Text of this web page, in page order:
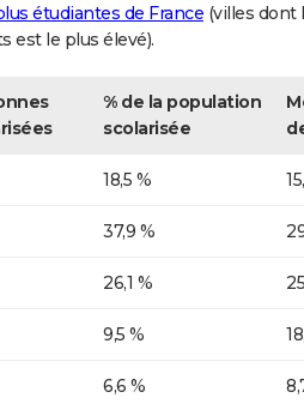
étudiantes de France (villes dont
est le plus élevé).
% de la population
scolarisée
18,5 %
37,9 %
26,1 %
9,5 %
6,6 %